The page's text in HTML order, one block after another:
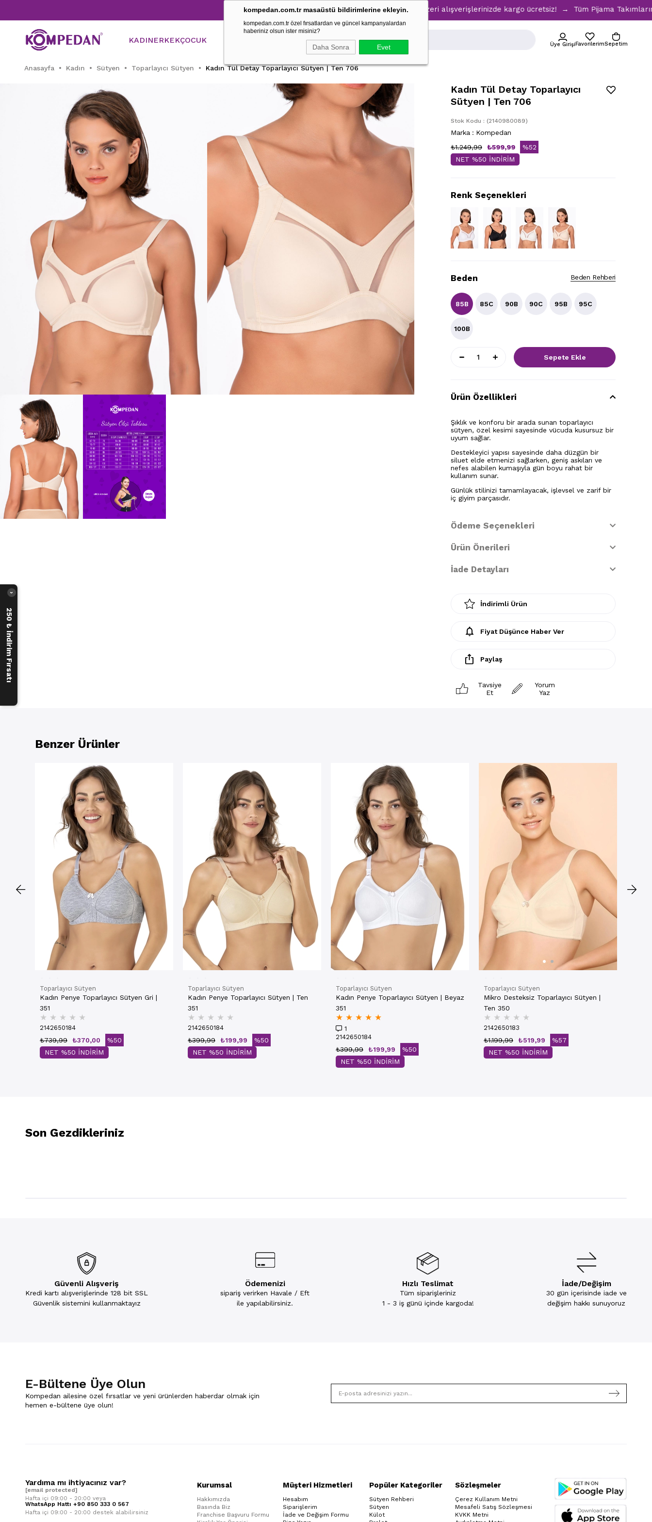
kompedan.com.tr masaüstü bildirimlerine ekleyin.
kompedan.com.tr özel fırsatlardan ve güncel kampanyalardan
haberiniz olsun ister misiniz?
Daha Sonra Evet
Tüm Pijama Takımlarında %30 İndirim → 1500 TL ve üzeri alışverişlerinizde kargo ücretsiz! → Tüm Pijama
KADINERKEKÇOCUK Üye GirişiFavorilerimSepetim
Anasayfa Kadın Sütyen Toparlayıcı Sütyen Kadın Tül Detay Toparlayıcı Sütyen | Ten 706
Kadın Tül Detay Toparlayıcı
Sütyen | Ten 706
Stok Kodu (2140980089)
Marka : Kompedan
₺1.249,99
₺599,99 %52
NET %50 İNDİRİM
Renk Seçenekleri
Beden Rehberi
Beden
85B 85C 90B 90C 95B 95C
100B
Ürün Özellikleri
Şıklık ve konforu bir arada sunan toparlayıcı
sütyen, özel kesimi sayesinde vücuda kusursuz bir
uyum sağlar.
Destekleyici yapısı sayesinde daha düzgün bir
siluet elde etmenizi sağlarken, geniş askıları ve
nefes alabilen kumaşıyla gün boyu rahat bir
kullanım sunar.
Günlük stilinizi tamamlayacak, işlevsel ve zarif bir
iç giyim parçasıdır.
Ödeme Seçenekleri
Ürün Önerileri
İade Detayları
İndirimli Ürün
Fiyat Düşünce Haber Ver
Paylaş
Tavsiye
Et
Yorum
Yaz
Benzer Ürünler
Toparlayıcı Sütyen
Kadın Penye Toparlayıcı Sütyen Gri |
351
★ ★ ★ ★ ★
2142650184
₺370,00
₺739,99
%50
NET %50 İNDİRİM
Toparlayıcı Sütyen
Kadın Penye Toparlayıcı Sütyen | Ten
351
★ ★ ★ ★ ★
2142650184
₺199,99
₺399,99
%50
NET %50 İNDİRİM
Toparlayıcı Sütyen
Kadın Penye Toparlayıcı Sütyen | Beyaz
351
★ ★ ★ ★ ★
1
2142650184
₺199,99
₺399,99
%50
NET %50 İNDİRİM
Toparlayıcı Sütyen
Mikro Desteksiz Toparlayıcı Sütyen |
Ten 350
★ ★ ★ ★ ★
2142650183
₺519,99
₺1.199,99
%57
NET %50 İNDİRİM
Son Gezdikleriniz
Güvenli Alışveriş
Kredi kartı alışverişlerinde 128 bit SSL
Güvenlik sistemini kullanmaktayız
Ödemenizi
sipariş verirken Havale / Eft
ile yapılabilirsiniz.
Hızlı Teslimat
Tüm siparişleriniz
1 - 3 iş günü içinde kargoda!
İade/Değişim
30 gün içerisinde iade ve
değişim hakkı sunuyoruz
E-Bültene Üye Olun
Kompedan ailesine özel fırsatlar ve yeni ürünlerden haberdar olmak için
hemen e-bültene üye olun!
Yardıma mı ihtiyacınız var?
[email protected]
Hafta içi 09:00 - 20:00 veya
WhatsApp Hattı +90 850 333 0 567
Hafta içi 09:00 - 20:00 destek alabilirsiniz
Kurumsal
Hakkımızda
Basında Biz
Franchise Başvuru Formu
Müşteri Hizmetleri
Hesabım
Siparişlerim
İade ve Değişim Formu
Popüler Kategoriler
Sütyen Rehberi
Sütyen
Külot
Sözleşmeler
Çerez Kullanım Metni
Mesafeli Satış Sözleşmesi
KVKK Metni
250 ₺ İndirim Fırsatı
›